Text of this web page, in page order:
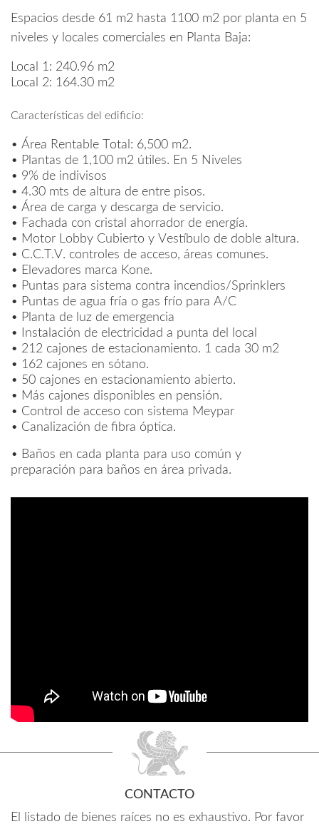
Espacios desde 61 m2 hasta 1100 m2 por planta en 5
niveles y locales comerciales en Planta Baja:
Local 1: 240.96 m2
Local 2: 164.30 m2
Características del edificio:
• Área Rentable Total: 6,500 m2.
• Plantas de 1,100 m2 útiles. En 5 Niveles
• 9% de indivisos
• 4.30 mts de altura de entre pisos.
• Área de carga y descarga de servicio.
• Fachada con cristal ahorrador de energía.
• Motor Lobby Cubierto y Vestíbulo de doble altura.
• C.C.T.V. controles de acceso, áreas comunes.
• Elevadores marca Kone.
• Puntas para sistema contra incendios/Sprinklers
• Puntas de agua fría o gas frío para A/C
• Planta de luz de emergencia
• Instalación de electricidad a punta del local
• 212 cajones de estacionamiento. 1 cada 30 m2
• 162 cajones en sótano.
• 50 cajones en estacionamiento abierto.
• Más cajones disponibles en pensión.
• Control de acceso con sistema Meypar
• Canalización de fibra óptica.
• Baños en cada planta para uso común y
preparación para baños en área privada.
CONTACTO
El listado de bienes raíces no es exhaustivo. Por favor